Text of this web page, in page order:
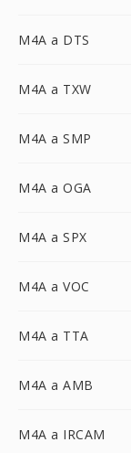
M4A a DTS
M4A a TXW
M4A a SMP
M4A a OGA
M4A a SPX
M4A a VOC
M4A a TTA
M4A a AMB
M4A a IRCAM